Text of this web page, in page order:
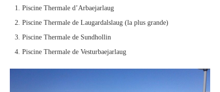
Piscine Thermale d’Arbaejarlaug
Piscine Thermale de Laugardalslaug (la plus grande)
Piscine Thermale de Sundhollin
Piscine Thermale de Vesturbaejarlaug